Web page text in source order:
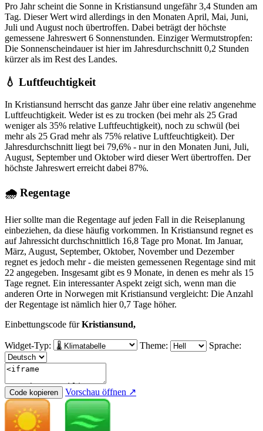
Pro Jahr scheint die Sonne in Kristiansund ungefähr 3,4 Stunden am
Tag. Dieser Wert wird allerdings in den Monaten April, Mai, Juni,
Juli und August noch übertroffen. Dabei beträgt der höchste
gemessene Jahreswert 6 Sonnenstunden. Einziger Wermutstropfen:
Die Sonnenscheindauer ist hier im Jahresdurchschnitt 0,2 Stunden
kürzer als im Rest des Landes.
💧 Luftfeuchtigkeit
In Kristiansund herrscht das ganze Jahr über eine relativ angenehme
Luftfeuchtigkeit. Weder ist es zu trocken (bei mehr als 25 Grad
weniger als 35% relative Luftfeuchtigkeit), noch zu schwül (bei
mehr als 25 Grad mehr als 75% relative Luftfeuchtigkeit). Der
Jahresdurchschnitt liegt bei 79,6% - nur in den Monaten Juni, Juli,
August, September und Oktober wird dieser Wert übertroffen. Der
höchste Jahreswert erreicht dabei 87%.
🌧 Regentage
Hier sollte man die Regentage auf jeden Fall in die Reiseplanung
einbeziehen, da diese häufig vorkommen. In Kristiansund regnet es
auf Jahressicht durchschnittlich 16,8 Tage pro Monat. Im Januar,
März, August, September, Oktober, November und Dezember
regnet es jedoch mehr - die meisten gemessenen Regentage sind mit
22 angegeben. Insgesamt gibt es 9 Monate, in denen es mehr als 15
Tage regnet. Ein interessanter Aspekt zeigt sich, wenn man die
anderen Orte in Norwegen mit Kristiansund vergleicht: Die Anzahl
der Regentage ist nämlich hier 0,7 Tage höher.
Einbettungscode fürKristiansund,
Widget-Typ: Theme: Sprache:
Code kopieren Vorschau öffnen ↗